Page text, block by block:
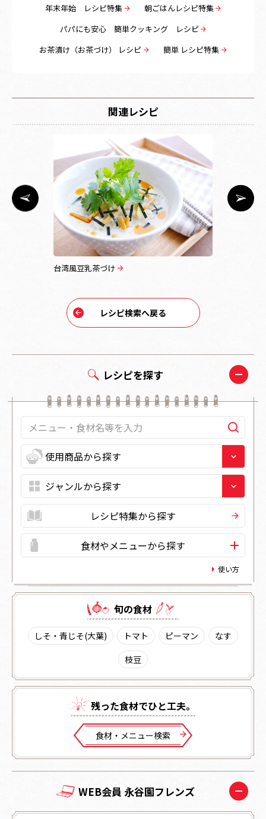
レシピを探す
レシピ特集から探す
食材やメニューから探す
使い方
旬の⾷材
しそ・青じそ(大葉) トマト ピーマン
なす
枝豆
残った⾷材でひと⼯夫。
⾷材・メニュー検索
WEB会員 永谷園フレンズ
年末年始 レシピ特集
朝ごはんレシピ特集
パパにも安心 簡単クッキング レシピ
お茶漬け（お茶づけ） レシピ
簡単 レシピ特集
関連レシピ
台湾風豆乳茶づけ
レシピ検索へ戻る